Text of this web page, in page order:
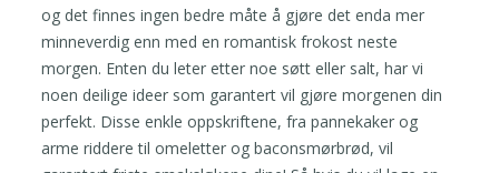
og det finnes ingen bedre måte å gjøre det enda mer
minneverdig enn med en romantisk frokost neste
morgen. Enten du leter etter noe søtt eller salt, har vi
noen deilige ideer som garantert vil gjøre morgenen din
perfekt. Disse enkle oppskriftene, fra pannekaker og
arme riddere til omeletter og baconsmørbrød, vil